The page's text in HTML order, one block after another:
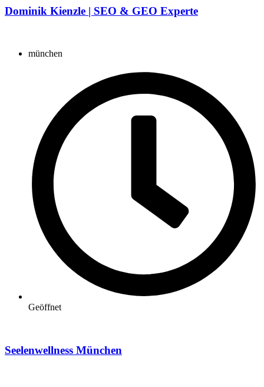
Dominik Kienzle | SEO & GEO Experte
münchen
Geöffnet
Seelenwellness München